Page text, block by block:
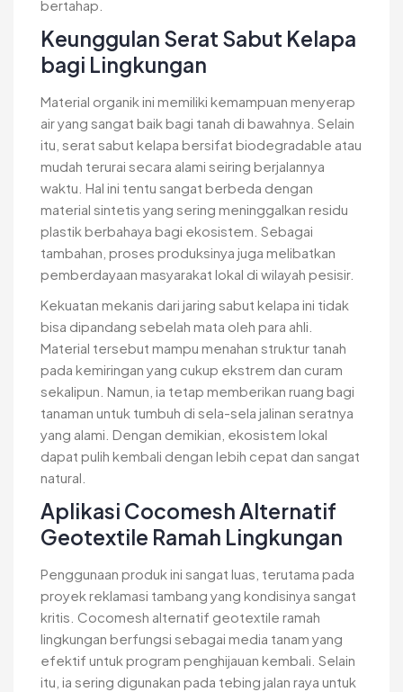
bertahap.
Keunggulan Serat Sabut Kelapa
bagi Lingkungan
Material organik ini memiliki kemampuan menyerap
air yang sangat baik bagi tanah di bawahnya. Selain
itu, serat sabut kelapa bersifat biodegradable atau
mudah terurai secara alami seiring berjalannya
waktu. Hal ini tentu sangat berbeda dengan
material sintetis yang sering meninggalkan residu
plastik berbahaya bagi ekosistem. Sebagai
tambahan, proses produksinya juga melibatkan
pemberdayaan masyarakat lokal di wilayah pesisir.
Kekuatan mekanis dari jaring sabut kelapa ini tidak
bisa dipandang sebelah mata oleh para ahli.
Material tersebut mampu menahan struktur tanah
pada kemiringan yang cukup ekstrem dan curam
sekalipun. Namun, ia tetap memberikan ruang bagi
tanaman untuk tumbuh di sela-sela jalinan seratnya
yang alami. Dengan demikian, ekosistem lokal
dapat pulih kembali dengan lebih cepat dan sangat
natural.
Aplikasi Cocomesh Alternatif
Geotextile Ramah Lingkungan
Penggunaan produk ini sangat luas, terutama pada
proyek reklamasi tambang yang kondisinya sangat
kritis. Cocomesh alternatif geotextile ramah
lingkungan berfungsi sebagai media tanam yang
efektif untuk program penghijauan kembali. Selain
itu, ia sering digunakan pada tebing jalan raya untuk